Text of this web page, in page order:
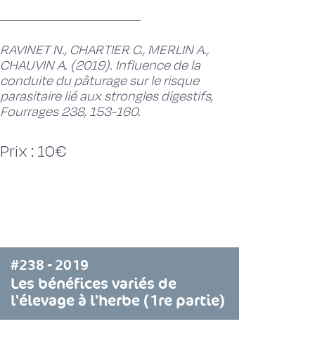
RAVINET N., CHARTIER C., MERLIN A.,
CHAUVIN A. (2019). Influence de la
conduite du pâturage sur le risque
parasitaire lié aux strongles digestifs,
Fourrages 238, 153-160.
Prix : 10€
#238 - 2019
Les bénéfices variés de
l'élevage à l'herbe (1re partie)